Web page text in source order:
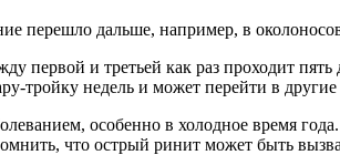
перешло дальше, например, в
первой и третьей как раз проходит
тройку недель и может перейти в
особенно в холодное время
что острый ринит может быть